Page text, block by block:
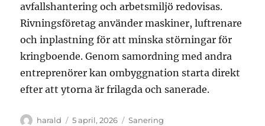
avfallshantering och arbetsmiljö redovisas.
Rivningsföretag använder maskiner, luftrenare
och inplastning för att minska störningar för
kringboende. Genom samordning med andra
entreprenörer kan ombyggnation starta direkt
efter att ytorna är frilagda och sanerade.
Författare
harald
Publicerat
5 april, 2026 Kategorier
Sanering